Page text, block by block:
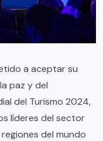
a aceptar su
paz y del
del Turismo 2024,
líderes del sector
del mundo